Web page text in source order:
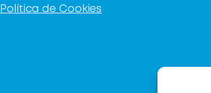
Política de Cookies